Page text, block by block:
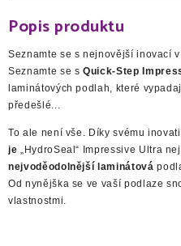
Popis produktu
Seznamte se s nejnovější inovací
Seznamte se sQuick-Step
laminátových podlah, které
předešlé...
To ale není vše. Díky svému
je „HydroSeal“ Impressive Ultra
nejvoděodolnější laminátová
Od nynějška se ve vaší podlaze
vlastnostmi.